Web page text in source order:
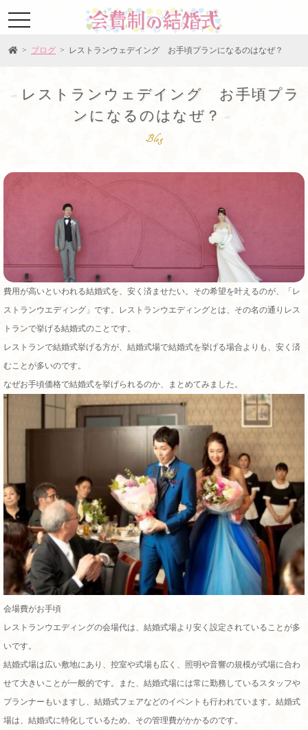
toggle
navigation
> ブログ > レストランウェデイング お手頃プランになるのはなぜ？
レストランウェデイング お手頃プラ
ンになるのはなぜ？
Blog
費用が高いといわれる結婚式を、安く済ませたい。その希望を叶えるのが、「レ
ストランウエディング」です。レストランウエディングとは、その名の通りレス
トランで挙げる結婚式のことです。
レストランで結婚式挙げる方が、結婚式場で結婚式を挙げる場合よりも、安く済
むことが多いのです。
なぜお手頃価格で結婚式を挙げられるのか、まとめてみました。
会場費がお手頃
レストランウエディングの会場代は、結婚式場より安く設定されていることが多
いです。
結婚式場は広い敷地にあり、控室や式場も広く、照明や音響の規模が式場に合わ
せて大きいことが一般的です。また、結婚式場には常に勤務しているスタッフや
プランナーもいますし、結婚式フェアなどのイベントも行われています。結婚式
場は、結婚式に特化しているため、その管理費がかかるのです。